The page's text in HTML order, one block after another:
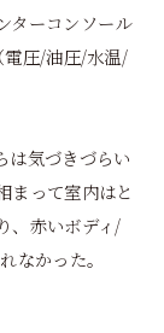
ターコンソール
電圧/油圧/水温/
は気づきづらい
まって室内はと
、赤いボディ/
なかった。